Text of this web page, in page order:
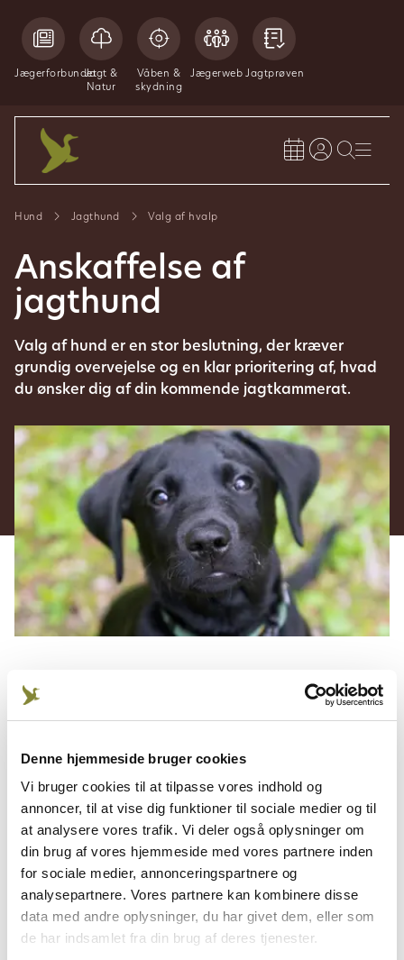
Denne hjemmeside bruger cookies
Vi bruger cookies til at tilpasse vores indhold og
annoncer, til at vise dig funktioner til sociale medier og til
at analysere vores trafik. Vi deler også oplysninger om
din brug af vores hjemmeside med vores partnere inden
for sociale medier, annonceringspartnere og
analysepartnere. Vores partnere kan kombinere disse
data med andre oplysninger, du har givet dem, eller som
de har indsamlet fra din brug af deres tjenester.
JægerforbundetJagt &
Natur
Våben &
skydning
Jægerweb Jagtprøven
Hund Jagthund Valg af hvalp
Anskaffelse af
jagthund
Valg af hund er en stor beslutning, der kræver
grundig overvejelse og en klar prioritering af, hvad
du ønsker dig af din kommende jagtkammerat.
Før du anskaffer dig en jagthund, bør du tænke
nøje over, hvilket behov du vil have dækket. Vælg
den jagtform, du ønsker at anvende hunden til.
At have jagthund er et dagligt ansvar. Den skal
fodres, luftes, plejes og have opmærksomhed hver
eneste dag. En jagthund er et familiemedlem, som
kræver tid, omsorg og engagement døgnet rundt.
En jagthund har også krav på at blive uddannet, så
den trives og fungerer godt både i hjemmet og på